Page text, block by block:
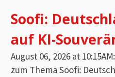
Soofi:
auf KI-
August 06, 2026 at
zum Thema Soofi: